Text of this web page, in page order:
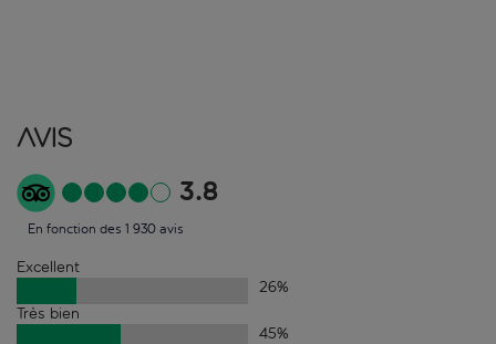
Avis
3.8
En fonction des 1 930 avis
Excellent
26%
Très bien
45%